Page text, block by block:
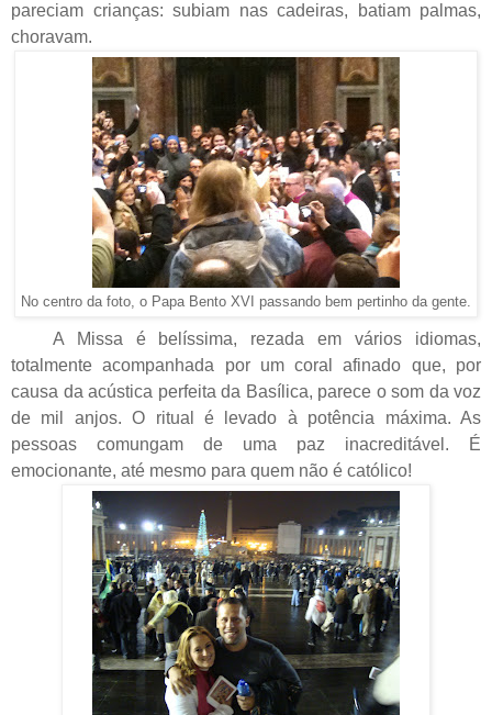
pareciam crianças: subiam nas cadeiras, batiam palmas,
choravam.
No centro da foto, o Papa Bento XVI passando bem pertinho da gente.
A Missa é belíssima, rezada em vários idiomas,
totalmente acompanhada por um coral afinado que, por
causa da acústica perfeita da Basílica, parece o som da voz
de mil anjos. O ritual é levado à potência máxima. As
pessoas comungam de uma paz inacreditável. É
emocionante, até mesmo para quem não é católico!